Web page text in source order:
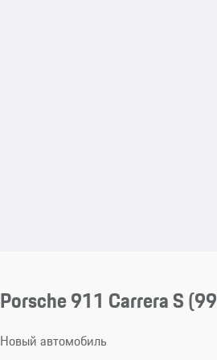
Porsche 911 Carrera S
Новый автомобиль